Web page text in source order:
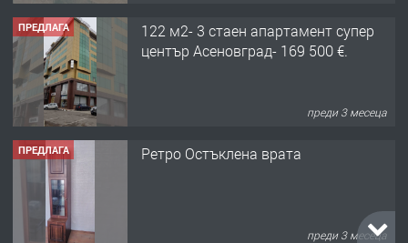
ПРЕДЛАГА
122 м2- 3 стаен апартамент супер
център Асеновград- 169 500 €.
преди 3 месеца
ПРЕДЛАГА Ретро Остъклена врата
преди 3 месеца